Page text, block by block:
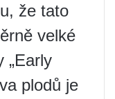
že tato
velké
„Early
plodů je